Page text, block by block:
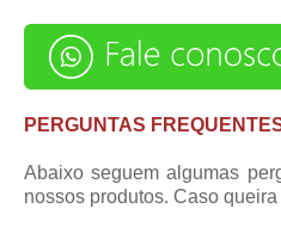
PERGUNTAS
Abaixo seguem algumas
nossos produtos. Caso queira